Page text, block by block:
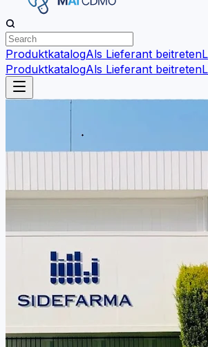
ProduktkatalogAls Lieferant beitreten
ProduktkatalogAls Lieferant beitreten